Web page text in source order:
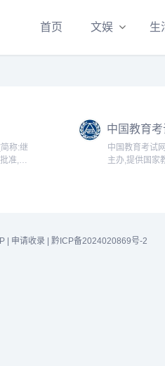
首页 文娱 生
称:继
准,由
中国教育
中国教育考试
主办,提供国家
| 申请收录 黔ICP备2024020869号-2